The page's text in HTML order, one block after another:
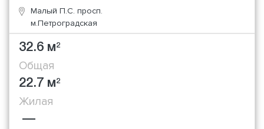
Малый П.С. просп.
м.Петроградская
32.6 м2
Общая
22.7 м2
Жилая
—